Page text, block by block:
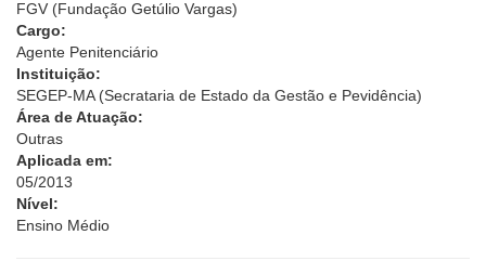
FGV (Fundação Getúlio Vargas)
Cargo:
Agente Penitenciário
Instituição:
SEGEP-MA (Secrataria de Estado da Gestão e Pevidência)
Área de Atuação:
Outras
Aplicada em:
05/2013
Nível:
Ensino Médio